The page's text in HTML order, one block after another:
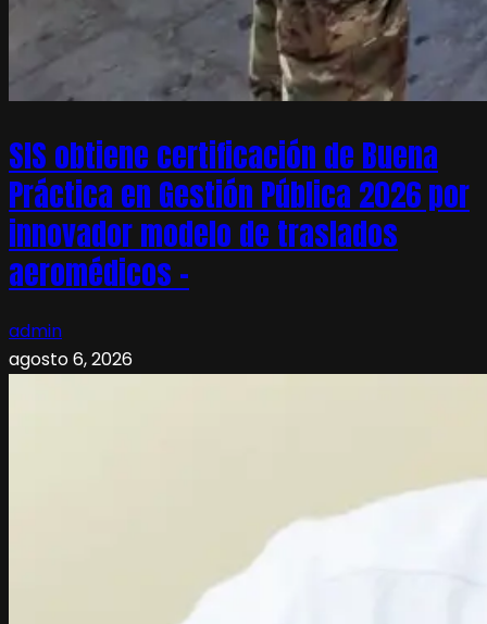
SIS obtiene certificación de Buena
Práctica en Gestión Pública 2026 por
innovador modelo de traslados
aeromédicos –
admin
agosto 6, 2026